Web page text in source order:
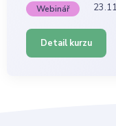
Webinář
Detail kurzu